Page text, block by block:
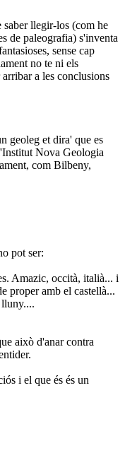
saber llegir-los (com he
de paleografia) s'inventa
sense cap
no te ni els
a les conclusions
geoleg et dira' que es
Nova Geologia
com Bilbeny,
pot ser:
Amazic, occità, italià... i
proper amb el castellà...
això d'anar contra
i el que és és un